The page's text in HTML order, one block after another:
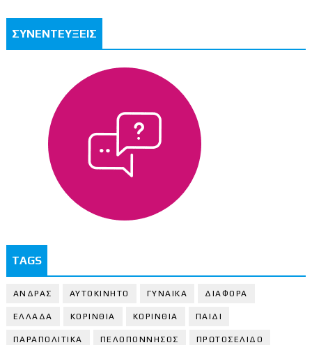
ΣΥΝΕΝΤΕΥΞΕΙΣ
TAGS
ΑΝΔΡΑΣ ΑΥΤΟΚΙΝΗΤΟ ΓΥΝΑΙΚΑ ΔΙΑΦΟΡΑ
ΕΛΛΑΔΑ ΚΟΡΙΝΘΙΑ ΚΟΡΙΝΘΙA ΠΑΙΔΙ
ΠΑΡΑΠΟΛΙΤΙΚΑ ΠΕΛΟΠΟΝΝΗΣΟΣ ΠΡΩΤΟΣΕΛΙΔΟ